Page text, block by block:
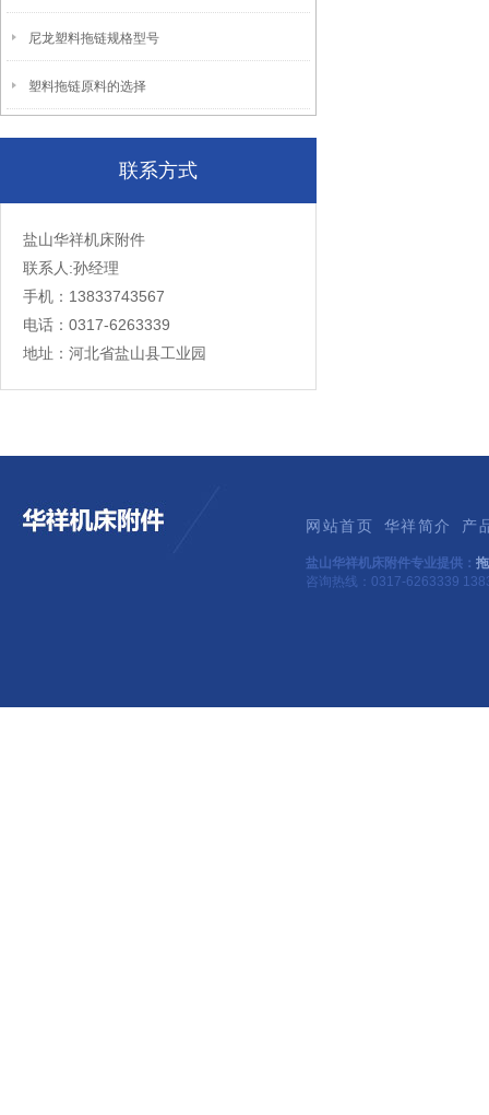
尼龙塑料拖链规格型号
塑料拖链原料的选择
联系方式
盐山华祥机床附件
联系人:孙经理
手机：13833743567
电话：0317-6263339
地址：河北省盐山县工业园
网站首页 华祥简介 产
盐山华祥机床附件专业提供：
咨询热线：0317-6263339